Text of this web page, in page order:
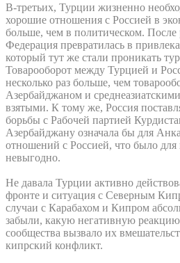
В-третьих, Турции жизненно
хорошие отношения с Россией в
больше, чем в политическом.
Федерация превратилась в
который тут же стали проникать
Товарооборот между Турцией и
несколько раз больше, чем
Азербайджаном и
взятыми. К тому же, Россия
борьбы с Рабочей партией
Азербайджану означала бы для
отношений с Россией, что было для
невыгодно.
Не давала Турции активно
фронте и ситуация с Северным
случаи с Карабахом и Кипром
забыли, какую негативную
сообщества вызвало их
кипрский конфликт.